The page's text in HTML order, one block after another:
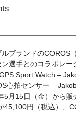
ブランドのCOROS
選手とのコラボレー
Sport Watch –
心拍センサー –
5月15日（金）から
45,100円（税込）、